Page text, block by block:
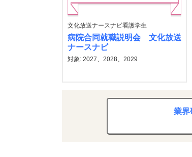
文化放送ナースナビ看護学生
病院合同就職説明会 文化放送
ナースナビ
対象: 2027、2028、2029
業界